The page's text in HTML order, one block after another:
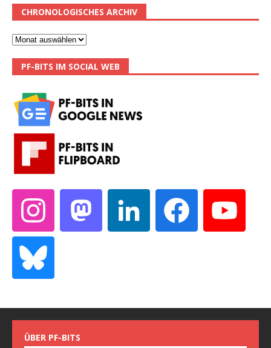
CHRONOLOGISCHES ARCHIV
PF-BITS IM SOCIAL WEB
ÜBER PF-BITS